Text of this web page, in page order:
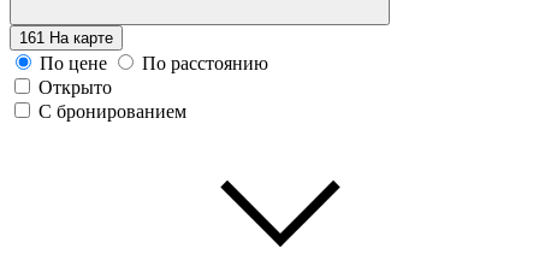
161 На карте
По цене
По расстоянию
Открыто
С бронированием